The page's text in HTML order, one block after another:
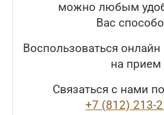
можно любым
Вас
Воспользоваться
на прием
Связаться с нами
+7 (812) 213-